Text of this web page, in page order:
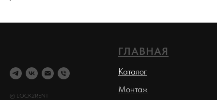
© LOCK2RENT
ГЛАВНАЯ
Каталог
Монтаж